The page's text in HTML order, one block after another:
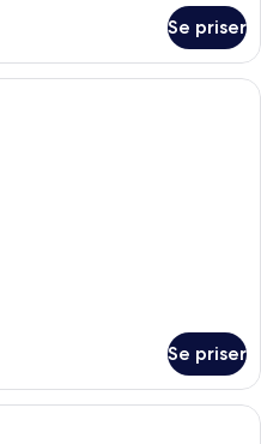
Se priser
Ett hotellrum med två sängar, en
Se priser
Ett hotellrum med två sängar, en